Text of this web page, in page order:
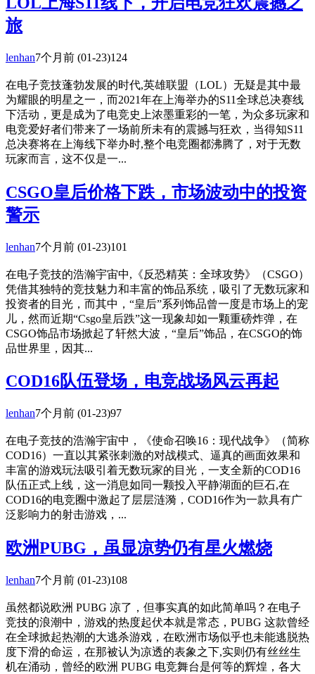
旅
lenhan7个月前 (01-23)124
在电子竞技蓬勃发展的时代,英雄联盟（LOL）无疑是其中最
为耀眼的明星之一，而2021年在上海举办的S11全球总决赛线
下活动，更是成为了电竞史上浓墨重彩的一笔，为众多玩家和
电竞爱好者们带来了一场前所未有的震撼与狂欢，当得知S11
总决赛将在上海线下举办时,整个电竞圈都沸腾了，对于无数
玩家而言，这不仅是一...
CSGO皇后价格下跌，市场波动中的投资
警示
lenhan7个月前 (01-23)101
在电子竞技的浩瀚宇宙中,《反恐精英：全球攻势》（CSGO）
凭借其独特的竞技魅力和丰富的饰品系统，吸引了无数玩家和
投资者的目光，而其中，“皇后”系列饰品曾一度是市场上的宠
儿，然而近期“Csgo皇后跌”这一现象却如一颗重磅炸弹，在
CSGO饰品市场掀起了轩然大波，“皇后”饰品，在CSGO的饰
品世界里，因其...
COD16队伍登场，电竞战场风云再起
lenhan7个月前 (01-23)97
在电子竞技的浩瀚宇宙中，《使命召唤16：现代战争》（简称
COD16）一直以其紧张刺激的对战模式、逼真的画面效果和
丰富的游戏玩法吸引着无数玩家的目光，一支全新的COD16
队伍正式上线，这一消息如同一颗投入平静湖面的巨石,在
COD16的电竞圈中激起了层层涟漪，COD16作为一款具有广
泛影响力的射击游戏，...
欧洲PUBG，虽显凉势仍有星火燃烧
lenhan7个月前 (01-23)108
虽然都说欧洲 PUBG 凉了，但事实真的如此简单吗？在电子
竞技的浪潮中，游戏的热度起伏本就是常态，PUBG 这款曾经
在全球掀起热潮的大逃杀游戏，在欧洲市场似乎也未能逃脱热
度下滑的命运，在那被认为凉透的表象之下,实则仍有丝丝生
机在涌动，曾经的欧洲 PUBG 电竞舞台是何等的辉煌，各大